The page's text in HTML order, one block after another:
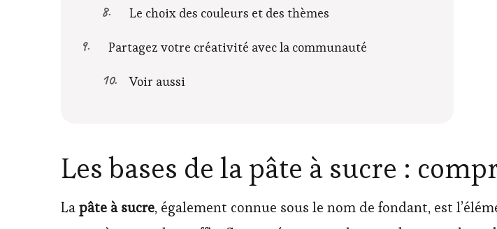
Le choix des couleurs et des thèmes
Partagez votre créativité avec la communauté
Voir aussi
Les bases de la pâte à sucre :
Lapâte à sucre, également connue sous le nom de fondant, est